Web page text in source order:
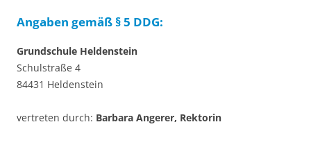
Angaben gemäß § 5 DDG:
Grundschule Heldenstein
Schulstraße 4
84431 Heldenstein
vertreten durch: Barbara Angerer, Rektorin